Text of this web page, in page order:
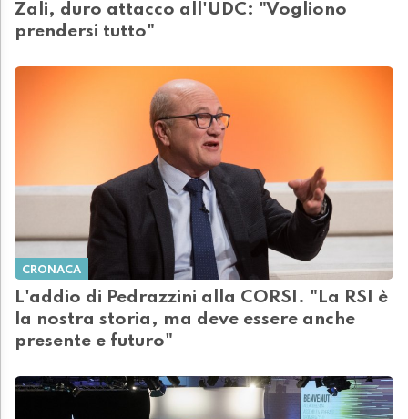
Zali, duro attacco all'UDC: "Vogliono
prendersi tutto"
CRONACA
L'addio di Pedrazzini alla CORSI. "La RSI è
la nostra storia, ma deve essere anche
presente e futuro"